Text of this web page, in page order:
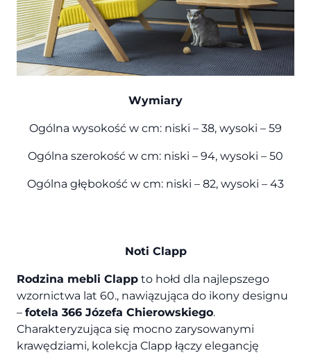
Wymiary
Ogólna wysokość w cm: niski – 38, wysoki – 59
Ogólna szerokość w cm: niski – 94, wysoki – 50
Ogólna głębokość w cm: niski – 82, wysoki – 43
Noti Clapp
Rodzina mebli Clapp to hołd dla najlepszego
wzornictwa lat 60., nawiązująca do ikony designu
– fotela 366 Józefa Chierowskiego.
Charakteryzująca się mocno zarysowanymi
krawędziami, kolekcja Clapp łączy elegancję